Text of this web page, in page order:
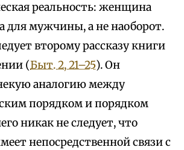
реальность: женщина
для мужчины, а не наоборот.
второму рассказу книги
(Быт. 2, 21–25). Он
аналогию между
порядком и порядком
никак не следует, что
непосредственной связи с